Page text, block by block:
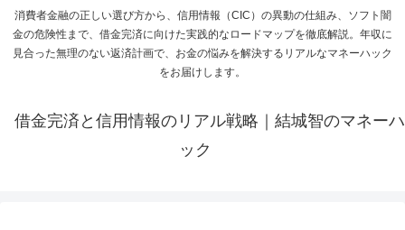
消費者金融の正しい選び方から、信用情報（CIC）の異動の仕組み、ソフト闇
金の危険性まで、借金完済に向けた実践的なロードマップを徹底解説。年収に
見合った無理のない返済計画で、お金の悩みを解決するリアルなマネーハック
をお届けします。
借金完済と信用情報のリアル戦略｜結城智のマネーハ
ック